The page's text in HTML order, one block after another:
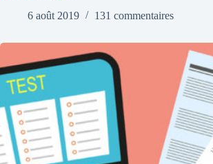
6 août 2019
131 commentaires